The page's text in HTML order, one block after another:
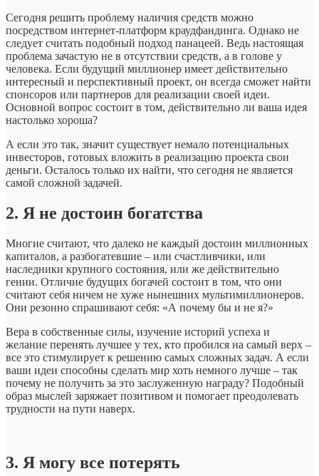
Сегодня решить проблему наличия средств можно
посредством интернет-платформ краудфандинга. Однако не
следует считать подобный подход панацеей. Ведь настоящая
проблема зачастую не в отсутствии средств, а в голове у
человека. Если будущий миллионер имеет действительно
интересный и перспективный проект, он всегда сможет найти
спонсоров или партнеров для реализации своей идеи.
Основной вопрос состоит в том, действительно ли ваша идея
настолько хороша?
А если это так, значит существует немало потенциальных
инвесторов, готовых вложить в реализацию проекта свои
деньги. Осталось только их найти, что сегодня не является
самой сложной задачей.
2. Я не достоин богатства
Многие считают, что далеко не каждый достоин миллионных
капиталов, а разбогатевшие – или счастливчики, или
наследники крупного состояния, или же действительно
гении. Отличие будущих богачей состоит в том, что они
считают себя ничем не хуже нынешних мультимиллионеров.
Они резонно спрашивают себя: «А почему бы и не я?»
Вера в собственные силы, изучение историй успеха и
желание перенять лучшее у тех, кто пробился на самый верх –
все это стимулирует к решению самых сложных задач. А если
ваши идеи способны сделать мир хоть немного лучше – так
почему не получить за это заслуженную награду? Подобный
образ мыслей заряжает позитивом и помогает преодолевать
трудности на пути наверх.
3. Я могу все потерять